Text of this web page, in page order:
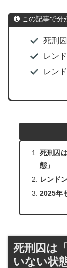
この記事で分
死刑
レン
レン
死刑囚
態」
レンド
2025年
死刑囚は
いない状態